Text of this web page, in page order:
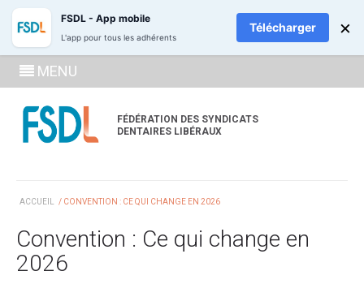
FÉDÉRATION DES SYNDICATS
DENTAIRES LIBÉRAUX
ADHÉREZ
MENU
ACCUEIL / CONVENTION : CE QUI CHANGE EN 2026
Convention : Ce qui change en
2026
FSDL - App mobile
L'app pour tous les adhérents
Télécharger ×